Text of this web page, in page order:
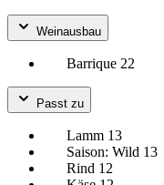
Weinausbau
Barrique 22
Passt zu
Lamm 13
Saison: Wild 13
Rind 12